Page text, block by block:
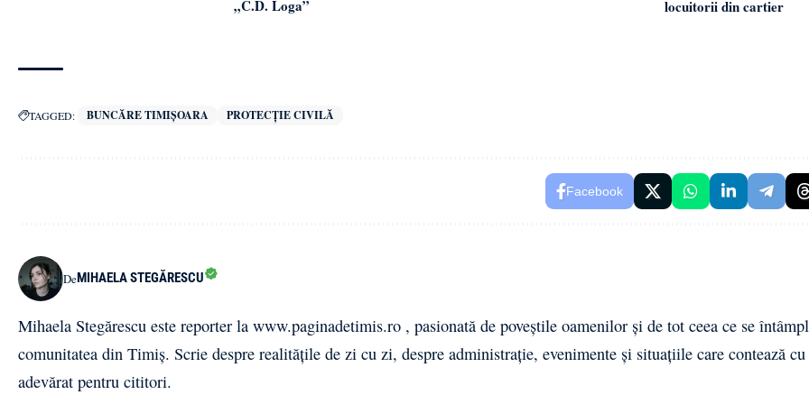
„C.D. Loga” locuitorii din cartier
TAGGED: BUNCĂRE TIMIȘOARA PROTECȚIE CIVILĂ
Facebook
DeMIHAELA STEGĂRESCU
Mihaela Stegărescu este reporter la www.paginadetimis.ro , pasionată de poveștile oamenilor și de tot ceea ce se
comunitatea din Timiș. Scrie despre realitățile de zi cu zi, despre administrație, evenimente și situațiile care contează cu
adevărat pentru cititori.